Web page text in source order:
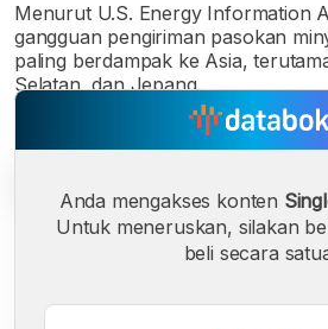
Menurut U.S. Energy Information
gangguan pengiriman pasokan
paling berdampak ke Asia,
Selatan, dan Jepang.
Anda mengakses konten
Untuk meneruskan, silakan
beli secara